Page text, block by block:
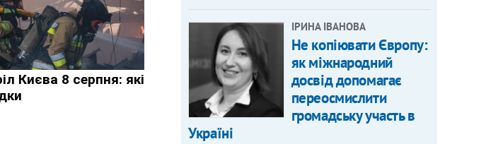
ІРИНА ІВАНОВА
Не копіювати Європу:
як міжнародний
досвід допомагає
переосмислити
громадську участь в
Україні